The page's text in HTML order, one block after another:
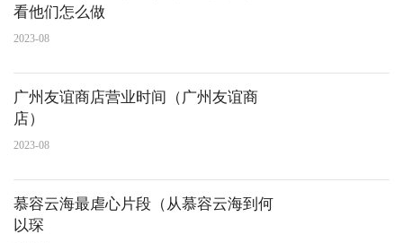
看他们怎么做
2023-08
广州友谊商店营业时间（广州友谊商
店）
2023-08
慕容云海最虐心片段（从慕容云海到何
以琛